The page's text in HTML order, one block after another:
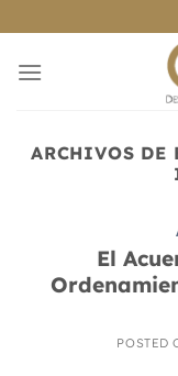
al
contenido
ARCHIVOS DE
El
POSTED